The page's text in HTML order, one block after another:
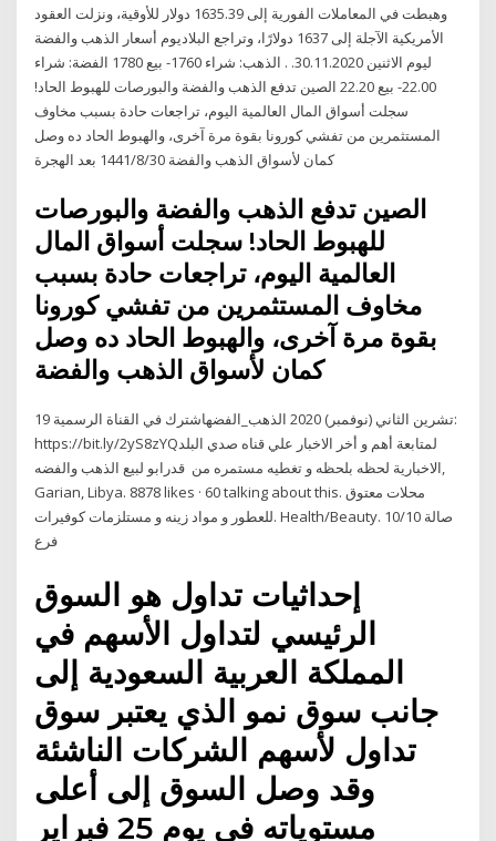
وهبطت في المعاملات الفورية إلى 1635.39 دولار للأوقية، ونزلت العقود
الأمريكية الآجلة إلى 1637 دولارًا، وتراجع البلاديوم أسعار الذهب والفضة
ليوم الاثنين 30.11.2020. . الذهب: شراء 1760- بيع 1780 الفضة: شراء
22.00- بيع 22.20 الصين تدفع الذهب والفضة والبورصات للهبوط الحاد!
سجلت أسواق المال العالمية اليوم، تراجعات حادة بسبب مخاوف
المستثمرين من تفشي كورونا بقوة مرة آخرى، والهبوط الحاد ده وصل
كمان لأسواق الذهب والفضة 30‏‏/8‏‏/1441 بعد الهجرة
الصين تدفع الذهب والفضة والبورصات
للهبوط الحاد! سجلت أسواق المال
العالمية اليوم، تراجعات حادة بسبب
مخاوف المستثمرين من تفشي كورونا
بقوة مرة آخرى، والهبوط الحاد ده وصل
كمان لأسواق الذهب والفضة
19 تشرين الثاني (نوفمبر) 2020 الذهب_الفضهاشترك في القناة الرسمية:
https://bit.ly/2yS8zYQلمتابعة أهم و أخر الاخبار علي قناه صدي البلد
الاخبارية لحظه بلحظه و تغطيه مستمره من قدرابو لبيع الذهب والفضه‎,
Garian, Libya. 8878 likes · 60 talking about this. محلات معتوق
للعطور و مواد زينه و مستلزمات كوفيرات. Health/Beauty. صالة 10/10
إحداثيات تداول هو السوق
الرئيسي لتداول الأسهم في
المملكة العربية السعودية إلى
جانب سوق نمو الذي يعتبر سوق
تداول لأسهم الشركات الناشئة
وقد وصل السوق إلى أعلى
مستوياته في يوم 25 فبراير